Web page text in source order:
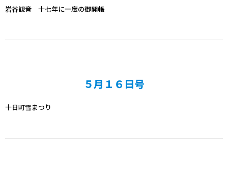
岩谷観音 十七年に一度の御開帳
５月１６日号
十日町雪まつり